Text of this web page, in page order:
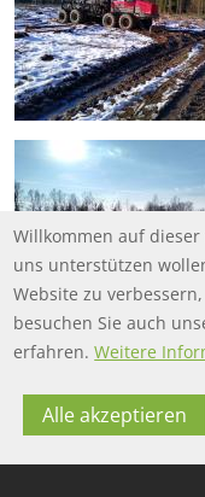
FOOTER MENU
FAQ
Willkommen auf dieser
uns unterstützen
Website zu
besuchen Sie auch
erfahren. Weitere
Alle akzeptieren